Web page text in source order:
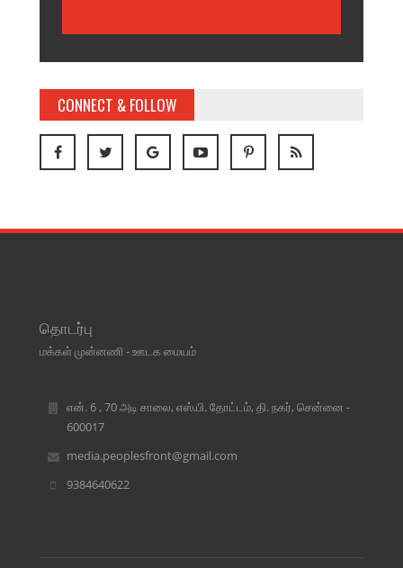
CONNECT & FOLLOW
தொடர்பு
மக்கள் முன்னணி - ஊடக மையம்
என். 6 , 70 அடி சாலை, எஸ்.பி. தோட்டம், தி. நகர், சென்னை -
600017
media.peoplesfront@gmail.com
9384640622